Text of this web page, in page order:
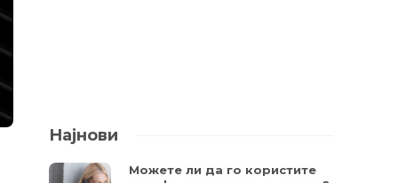
Најнови
Можете ли да го користите